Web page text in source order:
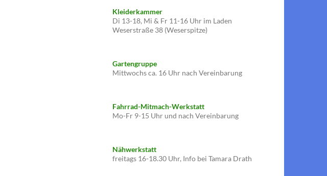
Kleiderkammer
Di 13-18, Mi & Fr 11-16 Uhr im Laden
Weserstraße 38 (Weserspitze)
Gartengruppe
Mittwochs ca. 16 Uhr nach Vereinbarung
Fahrrad-Mitmach-Werkstatt
Mo-Fr 9-15 Uhr und nach Vereinbarung
Nähwerkstatt
freitags 16-18.30 Uhr, Info bei Tamara Drath